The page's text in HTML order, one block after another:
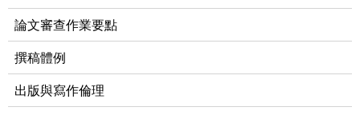
論文審查作業要點
撰稿體例
出版與寫作倫理